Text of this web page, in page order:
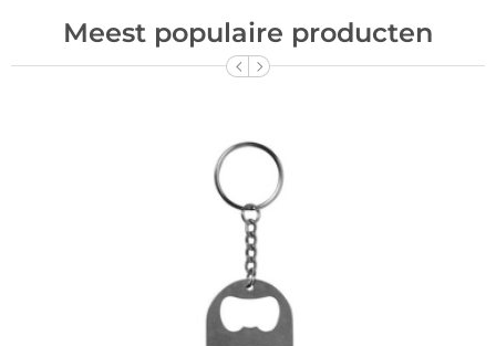
Meest populaire producten